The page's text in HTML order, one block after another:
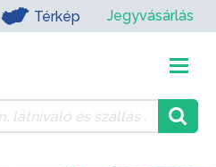
Térkép Jegyvásárlás